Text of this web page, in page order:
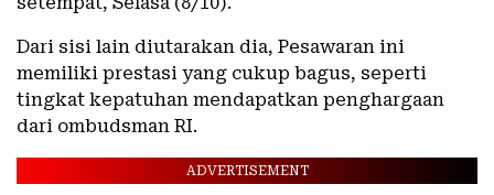
Dari sisi lain diutarakan dia, Pesawaran ini
memiliki prestasi yang cukup bagus, seperti
tingkat kepatuhan mendapatkan penghargaan
dari ombudsman RI.
ADVERTISEMENT